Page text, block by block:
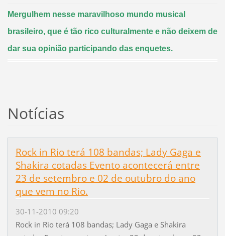
Mergulhem nesse maravilhoso mundo musical
brasileiro, que é tão rico culturalmente e não deixem de
dar sua opinião participando das enquetes.
Notícias
Rock in Rio terá 108 bandas; Lady Gaga e
Shakira cotadas Evento acontecerá entre
23 de setembro e 02 de outubro do ano
que vem no Rio.
30-11-2010 09:20
Rock in Rio terá 108 bandas; Lady Gaga e Shakira